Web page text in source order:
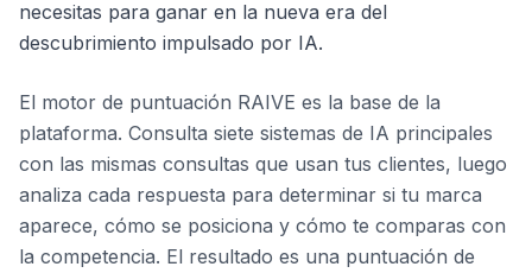
necesitas para ganar en la nueva era del
descubrimiento impulsado por IA.
El motor de puntuación RAIVE es la base de la
plataforma. Consulta siete sistemas de IA principales
con las mismas consultas que usan tus clientes, luego
analiza cada respuesta para determinar si tu marca
aparece, cómo se posiciona y cómo te comparas con
la competencia. El resultado es una puntuación de